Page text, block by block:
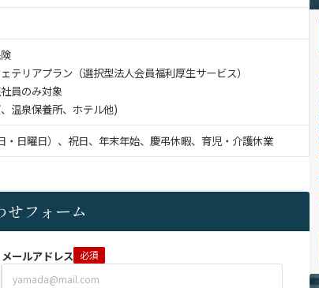
テリアプラン（選択型法人会員福利厚生サービス）
のみ対象
温泉保養所、ホテル他)
日曜日）、祝日、年末年始、慶弔休暇、育児・介護休業
せフォーム
メールアドレス 必須